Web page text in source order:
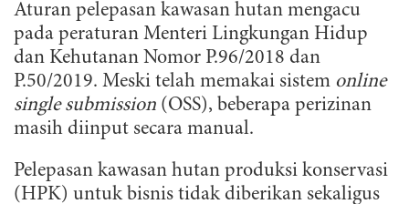
Aturan pelepasan kawasan hutan mengacu
pada peraturan Menteri Lingkungan Hidup
dan Kehutanan Nomor P.96/2018 dan
P.50/2019. Meski telah memakai sistem online
single submission (OSS), beberapa perizinan
masih diinput secara manual.
Pelepasan kawasan hutan produksi konservasi
(HPK) untuk bisnis tidak diberikan sekaligus